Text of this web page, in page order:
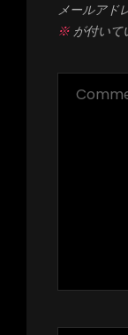
メールアド
※が付いて